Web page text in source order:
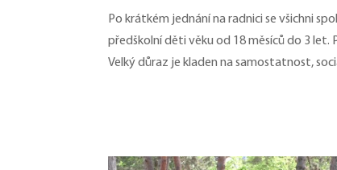
Po krátkém jednání na radnici se všichni
předškolní děti věku od 18 měsíců do 3
Velký důraz je kladen na samostatnost,